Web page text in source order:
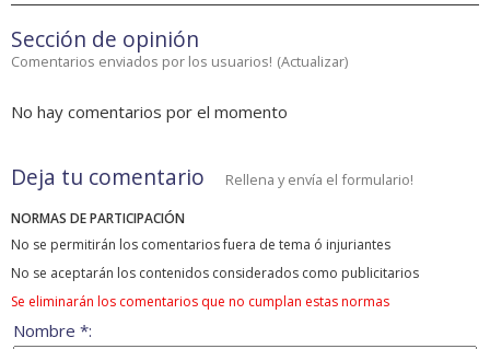
Sección de opinión
Comentarios enviados por los usuarios! (Actualizar)
No hay comentarios por el momento
Deja tu comentario Rellena y envía el formulario!
NORMAS DE PARTICIPACIÓN
No se permitirán los comentarios fuera de tema ó injuriantes
No se aceptarán los contenidos considerados como publicitarios
Se eliminarán los comentarios que no cumplan estas normas
Nombre *: